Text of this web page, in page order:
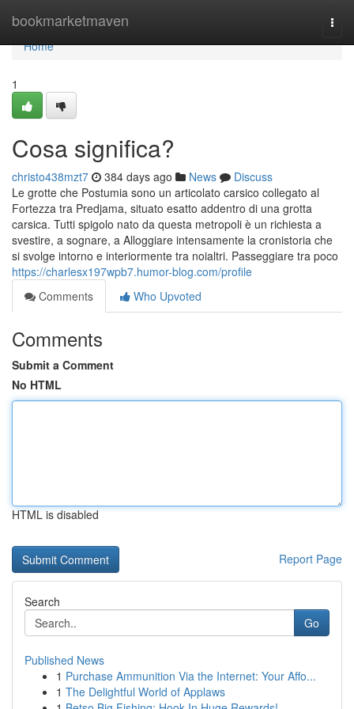
bookmarketmaven
Home
Home
1
Cosa significa?
christo438mzt7 384 days ago News
Discuss
Le grotte che Postumia sono un articolato carsico collegato al
Fortezza tra Predjama, situato esatto addentro di una grotta
carsica. Tutti spigolo nato da questa metropoli è un richiesta a
svestire, a sognare, a Alloggiare intensamente la cronistoria che
si svolge intorno e interiormente tra noialtri. Passeggiare tra poco
https://charlesx197wpb7.humor-blog.com/profile
Comments
Who Upvoted
Comments
Submit a Comment
No HTML
HTML is disabled
Report Page
Search
Go
Published News
1 Purchase Ammunition Via the Internet: Your Affo...
1 The Delightful World of Applaws